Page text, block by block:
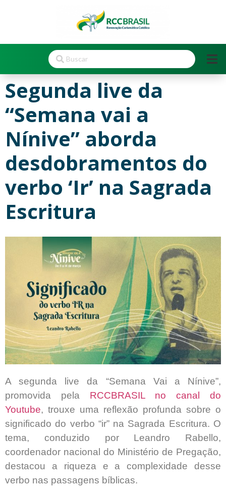
Segunda live da
“Semana vai a
Nínive” aborda
desdobramentos do
verbo ‘Ir’ na Sagrada
Escritura
A segunda live da “Semana Vai a Nínive”,
promovida pela RCCBRASIL no canal do
Youtube, trouxe uma reflexão profunda sobre o
significado do verbo “ir” na Sagrada Escritura. O
tema, conduzido por Leandro Rabello,
coordenador nacional do Ministério de Pregação,
destacou a riqueza e a complexidade desse
verbo nas passagens bíblicas.